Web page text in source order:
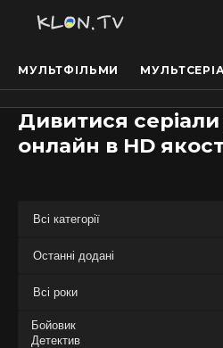
МУЛЬТФІЛЬМИ
Дивитися
онлайн в HD